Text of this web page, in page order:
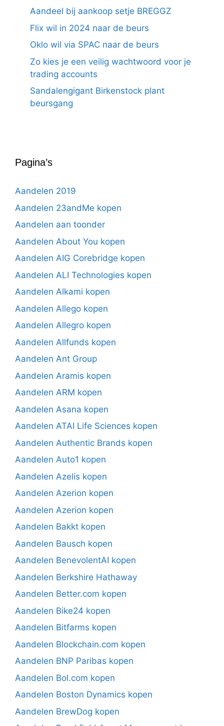
Aandeel bij aankoop setje BREGGZ
Flix wil in 2024 naar de beurs
Oklo wil via SPAC naar de beurs
Zo kies je een veilig wachtwoord voor je
trading accounts
Sandalengigant Birkenstock plant
beursgang
Pagina’s
Aandelen 2019
Aandelen 23andMe kopen
Aandelen aan toonder
Aandelen About You kopen
Aandelen AIG Corebridge kopen
Aandelen ALI Technologies kopen
Aandelen Alkami kopen
Aandelen Allego kopen
Aandelen Allegro kopen
Aandelen Allfunds kopen
Aandelen Ant Group
Aandelen Aramis kopen
Aandelen ARM kopen
Aandelen Asana kopen
Aandelen ATAI Life Sciences kopen
Aandelen Authentic Brands kopen
Aandelen Auto1 kopen
Aandelen Azelis kopen
Aandelen Azerion kopen
Aandelen Azerion kopen
Aandelen Bakkt kopen
Aandelen Bausch kopen
Aandelen BenevolentAI kopen
Aandelen Berkshire Hathaway
Aandelen Better.com kopen
Aandelen Bike24 kopen
Aandelen Bitfarms kopen
Aandelen Blockchain.com kopen
Aandelen BNP Paribas kopen
Aandelen Bol.com kopen
Aandelen Boston Dynamics kopen
Aandelen BrewDog kopen